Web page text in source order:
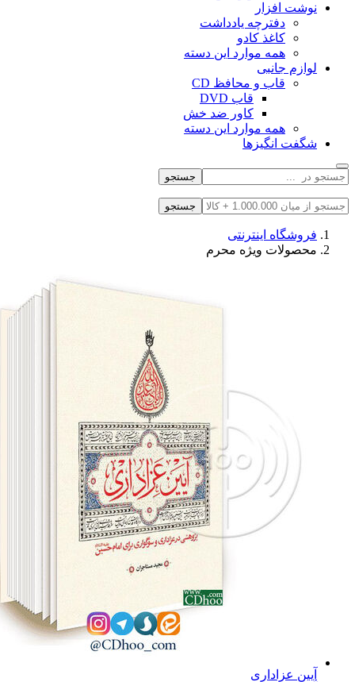
نوشت افزار
دفترچه یادداشت
کاغذ کادو
همه موارد این دسته
لوازم جانبی
قاب و محافظ CD
قاب DVD
کاور ضد خش
همه موارد این دسته
شگفت انگیزها
جستجو
جستجو
فروشگاه اینترنتی
محصولات ویژه محرم
آیین عزاداری